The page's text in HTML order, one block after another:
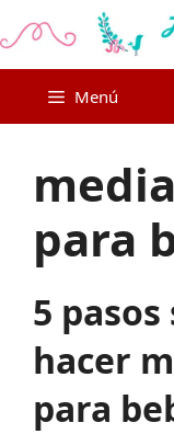
al
Menú
para
5
hacer
para